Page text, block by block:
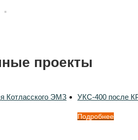
проекты
Котласского ЭМЗ УКС-400 после
Подробнее